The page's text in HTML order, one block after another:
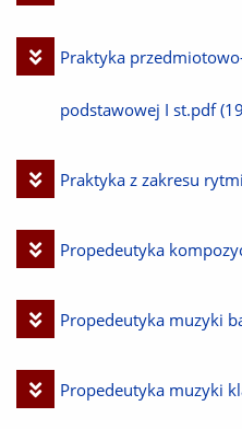
Pobierz
plik
Praktyka
podstawowej I st.pdf
Pobierz
Praktyka z zakresu
Pobierz
Propedeutyka
Pobierz
Propedeutyka muzyki
Pobierz
Propedeutyka muzyki